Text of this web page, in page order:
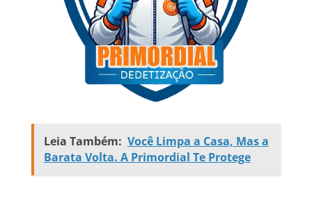
Leia Também: Você Limpa a Casa, Mas a
Barata Volta. A Primordial Te Protege